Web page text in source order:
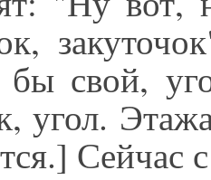
бы свой,
угол.
Сейчас